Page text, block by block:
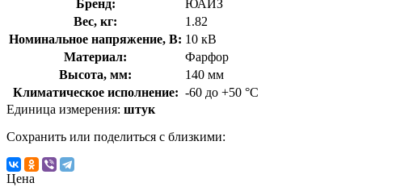
Бренд:
ЮАИЗ
Вес, кг:
1.82
Номинальное напряжение, В: 10 кВ
Материал:
Фарфор
Высота, мм:
140 мм
Климатическое исполнение: -60 до +50 °С
Единица измерения: штук
Сохранить или поделиться с близкими:
Цена